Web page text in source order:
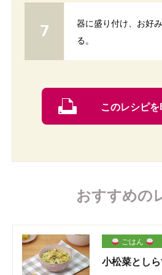
器に盛り付け、お好
る。
このレシピを
おすすめの
ごはん
小松菜とし